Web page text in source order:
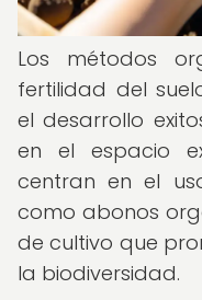
Los métodos
fertilidad del
el desarrollo
en el espacio
centran en el
como abonos
de cultivo que
la biodiversidad.